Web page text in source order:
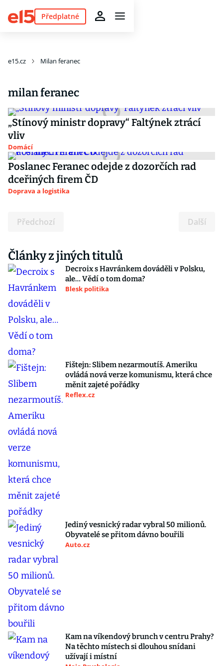
Předplatné
e15.cz Milan feranec
milan feranec
„Stínový ministr dopravy“ Faltýnek ztrácí
vliv
Domácí
Poslanec Feranec odejde z dozorčích rad
dceřiných firem ČD
Doprava a logistika
Předchozí Další
Články z jiných titulů
Decroix s Havránkem dováděli v Polsku,
ale… Vědí o tom doma?
Blesk politika
Fištejn: Slibem nezarmoutíš. Ameriku
ovládá nová verze komunismu, která chce
měnit zajeté pořádky
Reflex.cz
Jediný vesnický radar vybral 50 milionů.
Obyvatelé se přitom dávno bouřili
Auto.cz
Kam na víkendový brunch v centru Prahy?
Na těchto místech si dlouhou snídani
užívají i místní